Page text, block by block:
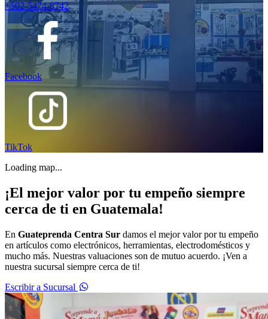
+502-5474-8742
Facebook
TikTok
Loading map...
¡El mejor valor por tu empeño siempre
cerca de ti en Guatemala!
En Guateprenda Centra Sur damos el mejor valor por tu empeño
en artículos como electrónicos, herramientas, electrodomésticos y
mucho más. Nuestras valuaciones son de mutuo acuerdo. ¡Ven a
nuestra sucursal siempre cerca de ti!
Escribir a Sucursal